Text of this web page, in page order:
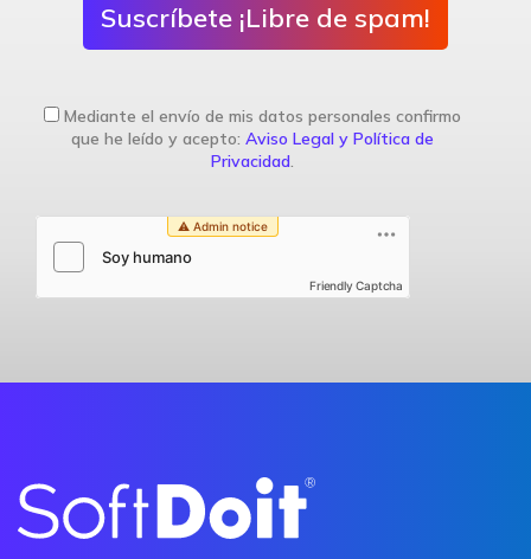
Suscríbete ¡Libre de spam!
Mediante el envío de mis datos personales confirmo
que he leído y acepto: Aviso Legal y Política de
Privacidad.
Friendly Captcha